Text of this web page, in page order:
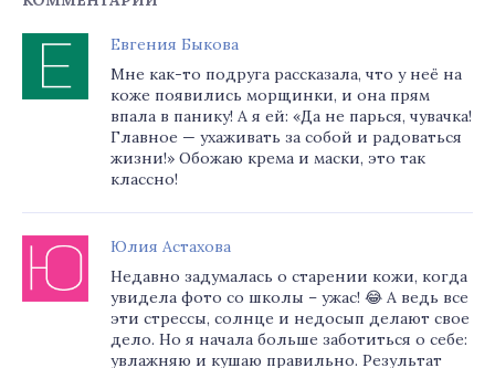
Евгения Быкова
Мне как-то подруга рассказала, что у неё на
коже появились морщинки, и она прям
впала в панику! А я ей: «Да не парься, чувачка!
Главное — ухаживать за собой и радоваться
жизни!» Обожаю крема и маски, это так
классно!
Юлия Астахова
Недавно задумалась о старении кожи, когда
увидела фото со школы – ужас! 😂 А ведь все
эти стрессы, солнце и недосып делают свое
дело. Но я начала больше заботиться о себе:
увлажняю и кушаю правильно. Результат